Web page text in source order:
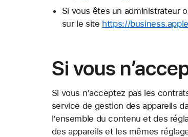
Si vous êtes un administrateur
sur le site https://
Si vous
Si vous n’acceptez pas les
service de gestion des appareils
l’ensemble du contenu et des
des appareils et les mêmes